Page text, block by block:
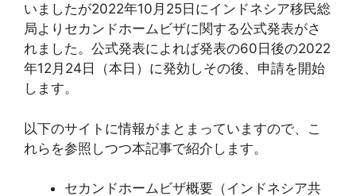
いましたが2022年10月25日にインドネシア移民総
局よりセカンドホームビザに関する公式発表がさ
れました。公式発表によれば発表の60日後の2022
年12月24日（本日）に発効しその後、申請を開始
します。
以下のサイトに情報がまとまっていますので、こ
れらを参照しつつ本記事で紹介します。
セカンドホームビザ概要（インドネシア共